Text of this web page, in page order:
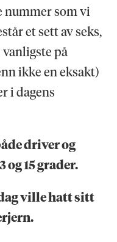
nummer som vi
et sett av seks,
vanligste på
ikke en eksakt)
i dagens
driver og
og 15 grader.
ville hatt sitt